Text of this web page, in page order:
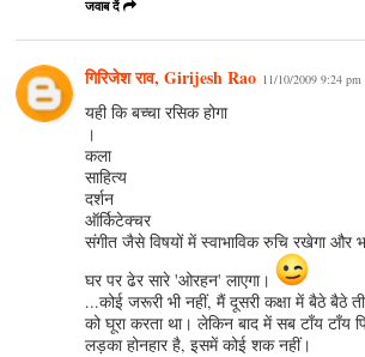
जवाब दें
गिरिजेश राव, Girijesh Rao 11/10/2009 9:24 pm
यही कि बच्चा रसिक होगा
।
कला
साहित्य
दर्शन
ऑर्किटेक्चर
संगीत जैसे विषयों में स्वाभाविक रुचि रखेगा और
घर पर ढेर सारे 'ओरहन' लाएगा।
...कोई जरूरी भी नहीं, मैं दूसरी कक्षा में बैठे बैठे
को घूरा करता था। लेकिन बाद में सब टाँय टाँय
लड़का होनहार है, इसमें कोई शक नहीं।